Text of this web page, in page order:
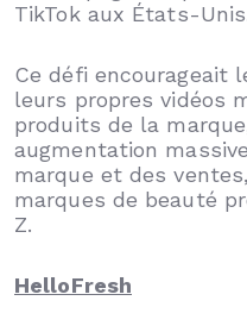
TikTok aux États-
Ce défi encourageait
leurs propres vidéos
produits de la
augmentation
marque et des
marques de beauté
Z.
HelloFresh